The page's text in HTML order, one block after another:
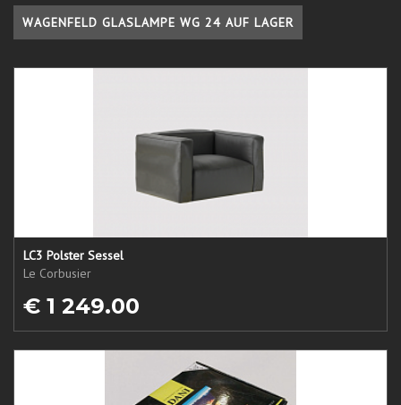
WAGENFELD GLASLAMPE WG 24 AUF LAGER
LC3 Polster Sessel
Le Corbusier
€ 1 249.00